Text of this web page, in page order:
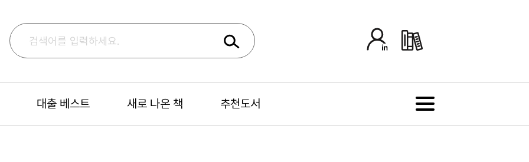
대출 베스트 새로 나온 책 추천도서